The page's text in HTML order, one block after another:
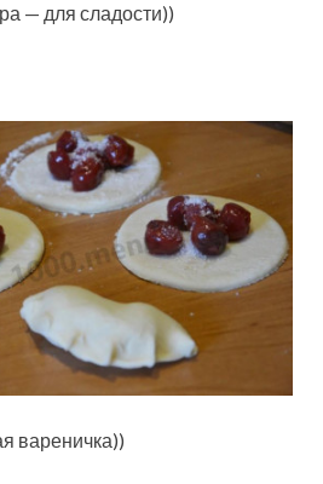
— для сладости))
вареничка))